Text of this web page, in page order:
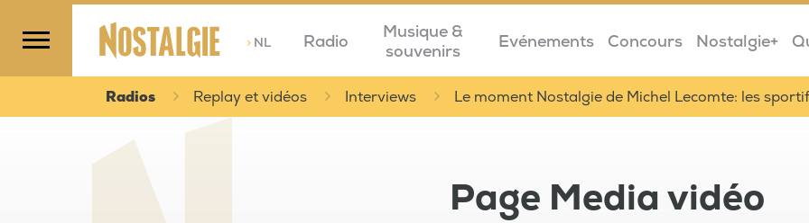
>NL Radio
Musique &
souvenirs
Evénements Concours Nostalgie+
Radios Replay et vidéos Interviews Le moment Nostalgie de Michel Lecomte: les
Page Media vidéo